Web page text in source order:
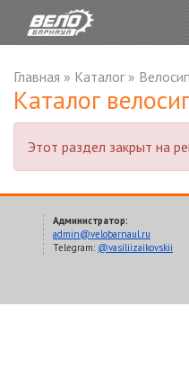
Главная » Каталог»
Каталог
Этот раздел закрыт на
Администратор:
admin@velobarnaul.ru
Telegram: @vasiliizaikovskii